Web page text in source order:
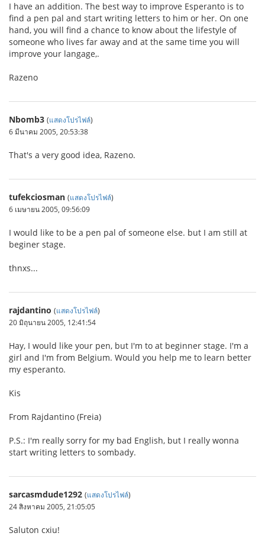
I have an addition. The best way to improve Esperanto is to
find a pen pal and start writing letters to him or her. On one
hand, you will find a chance to know about the lifestyle of
someone who lives far away and at the same time you will
improve your langage,.
Razeno
Nbomb3 (แสดงโปรไฟล์)
6 มีนาคม 2005, 20:53:38
That's a very good idea, Razeno.
tufekciosman (แสดงโปรไฟล์)
6 เมษายน 2005, 09:56:09
I would like to be a pen pal of someone else. but I am still at
beginer stage.
thnxs...
rajdantino (แสดงโปรไฟล์)
20 มิถุนายน 2005, 12:41:54
Hay, I would like your pen, but I'm to at beginner stage. I'm a
girl and I'm from Belgium. Would you help me to learn better
my esperanto.
Kis
From Rajdantino (Freia)
P.S.: I'm really sorry for my bad English, but I really wonna
start writing letters to sombady.
sarcasmdude1292 (แสดงโปรไฟล์)
24 สิงหาคม 2005, 21:05:05
Saluton cxiu!